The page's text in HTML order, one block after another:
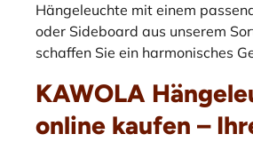
Hängeleuchte mit einem
oder Sideboard aus unserem
schaffen Sie ein harmonisches
KAWOLA
online kaufen –